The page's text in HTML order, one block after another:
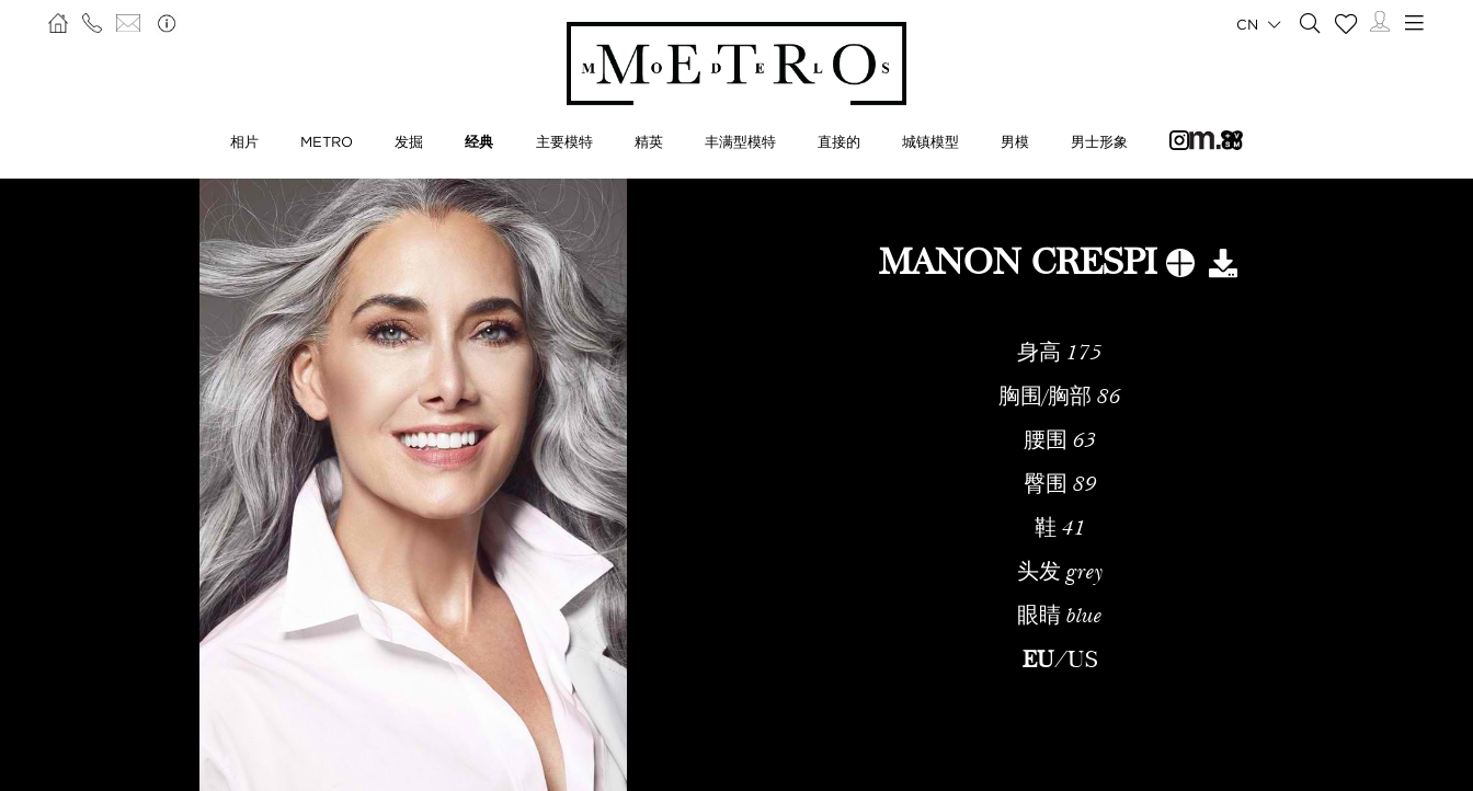
相片 METRO 发掘 经典 主要模特 精英 丰满型模特 直接的 城镇模型 男模 男士形象
CN
MANON CRESPI
身高 175
胸围/胸部 86
腰围 63
臀围 89
鞋 41
头发 grey
眼睛 blue
EU/US
Manon Crespi – American Fashion ModelManon Crespi is an established American model